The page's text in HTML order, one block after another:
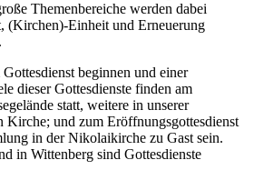
Themenbereiche werden dabei
(Kirchen)-Einheit und Erneuerung
beginnen und einer
dieser Gottesdienste finden am
statt, weitere in unserer
Kirche; und zum Eröffnungsgottesdienst
in der Nikolaikirche zu Gast sein.
in Wittenberg sind Gottesdienste